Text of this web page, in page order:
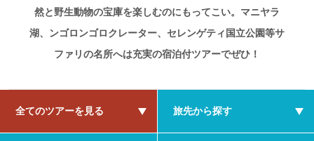
然と野生動物の宝庫を楽しむのにもってこい。マニヤラ
湖、ンゴロンゴロクレーター、セレンゲティ国立公園等サ
ファリの名所へは充実の宿泊付ツアーでぜひ！
全てのツアーを見る 旅先から探す